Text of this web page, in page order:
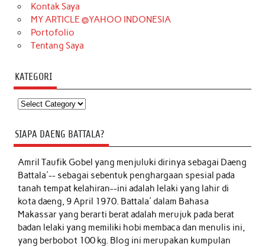
Kontak Saya
MY ARTICLE @YAHOO INDONESIA
Portofolio
Tentang Saya
KATEGORI
Kategori
SIAPA DAENG BATTALA?
Amril Taufik Gobelyang menjuluki dirinya sebagai Daeng
Battala'-- sebagai sebentuk penghargaan spesial pada
tanah tempat kelahiran--ini adalah lelaki yang lahir di
kota daeng, 9 April 1970. Battala' dalam Bahasa
Makassar yang berarti berat adalah merujuk pada berat
badan lelaki yang memiliki hobi membaca dan menulis ini,
yang berbobot 100 kg. Blog ini merupakan kumpulan